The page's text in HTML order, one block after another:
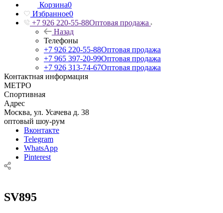
Корзина0
Избранное0
+7 926 220-55-88Оптовая продажа
Назад
Телефоны
+7 926 220-55-88Оптовая продажа
+7 965 397-20-99Оптовая продажа
+7 926 313-74-67Оптовая продажа
Контактная информация
МЕТРО
Спортивная
Адрес
Москва, ул. Усачева д. 38
оптовый шоу-рум
Вконтакте
Telegram
WhatsApp
Pinterest
SV895